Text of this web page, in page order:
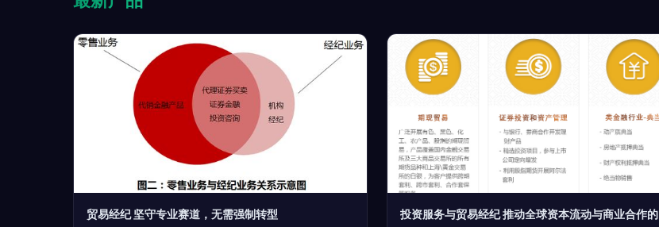
贸易经纪 坚守专业赛道，无需强制转型 投资